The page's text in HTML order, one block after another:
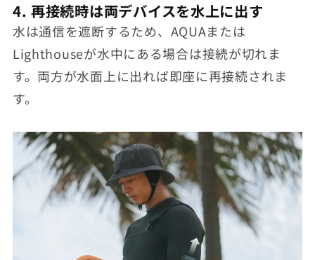
4. 再接続時は両デバイスを水上に出す
水は通信を遮断するため、AQUAまたは
Lighthouseが水中にある場合は接続が切れま
す。両方が水面上に出れば即座に再接続されま
す。